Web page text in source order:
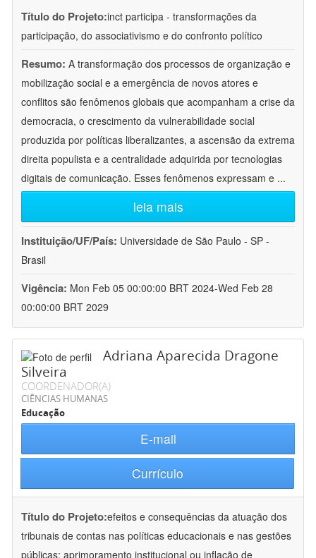
Título do Projeto:inct participa - transformações da
participação, do associativismo e do confronto político
Resumo: A transformação dos processos de organização e
mobilização social e a emergência de novos atores e
conflitos são fenômenos globais que acompanham a crise da
democracia, o crescimento da vulnerabilidade social
produzida por políticas liberalizantes, a ascensão da extrema
direita populista e a centralidade adquirida por tecnologias
digitais de comunicação. Esses fenômenos expressam e ...
leia mais
Instituição/UF/País: Universidade de São Paulo - SP -
Brasil
Vigência: Mon Feb 05 00:00:00 BRT 2024-Wed Feb 28
00:00:00 BRT 2029
Adriana Aparecida Dragone
Silveira
COORDENADOR(A)
CIÊNCIAS HUMANAS
Educação
E-mail
Currículo
Título do Projeto:efeitos e consequências da atuação dos
tribunais de contas nas políticas educacionais e nas gestões
públicas: aprimoramento institucional ou inflação de